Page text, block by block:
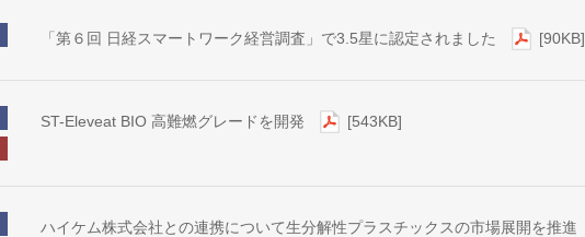
「第６回 日経スマートワーク経営調査」で3.5星に認定されました [90KB]
ST-Eleveat BIO 高難燃グレードを開発 [543KB]
ハイケム株式会社との連携について生分解性プラスチックスの市場展開を推進